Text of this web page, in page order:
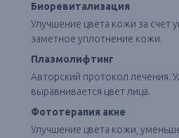
Биоревитализация
Улучшение цвета кожи за счет
заметное уплотнение кожи.
Плазмолифтинг
Авторский протокол лечения.
выравнивается цвет лица.
Фототерапия акне
Улучшение цвета кожи,